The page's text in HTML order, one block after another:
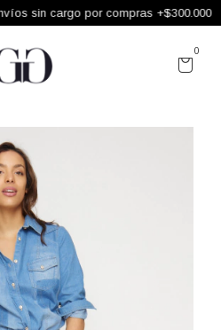
sin cargo por compras +$300.000
0